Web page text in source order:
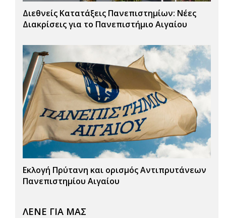
Διεθνείς Κατατάξεις Πανεπιστημίων: Νέες
Διακρίσεις για το Πανεπιστήμιο Αιγαίου
Εκλογή Πρύτανη και ορισμός Αντιπρυτάνεων
Πανεπιστημίου Αιγαίου
ΛΕΝΕ ΓΙΑ ΜΑΣ